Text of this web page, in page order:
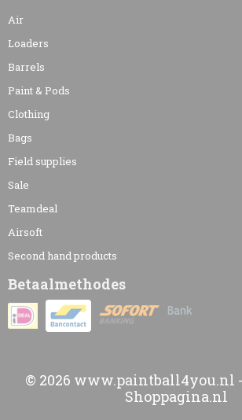
Air
Loaders
Barrels
Paint & Pods
Clothing
Bags
Field supplies
Sale
Teamdeal
Airsoft
Second hand products
Betaalmethodes
© 2026 www.paintball4you.nl
Shoppagina.nl